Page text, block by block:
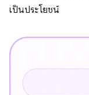
เป็นประโยชน์